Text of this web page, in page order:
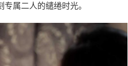
属二人的缱绻时光。